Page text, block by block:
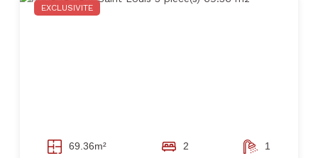
EXCLUSIVITE
69.36m² 2 1